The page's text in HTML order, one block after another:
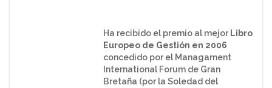
Ha recibido el premio al mejor Libro
Europeo de Gestión en 2006
concedido por el Managament
International Forum de Gran
Bretaña (por la Soledad del